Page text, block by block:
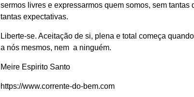
sermos livres e expressarmos quem somos, sem tantas
tantas expectativas.
Liberte-se. Aceitação de si, plena e total começa
a nós mesmos, nem a ninguém.
Meire Espirito Santo
https://www.corrente-do-bem.com